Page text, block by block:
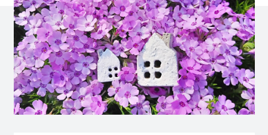
営業時間／10:00～20:00 定休日／年末年始
タップで電話をかける